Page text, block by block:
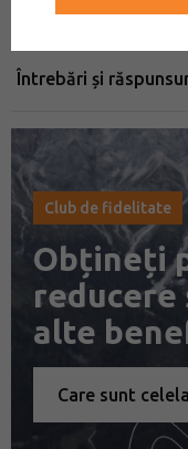
Evaluare
Întrebări și
Club de fidelitate
Obțineți
reducere
alte
Care sunt